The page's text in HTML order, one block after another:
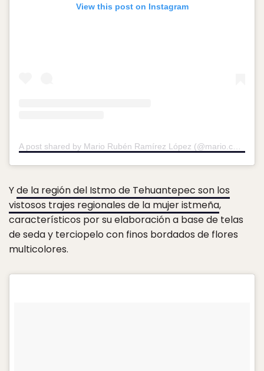
View this post on Instagram
Yde la región del Istmo de Tehuantepec son los
vistosos trajes regionales de la mujer istmeña,
característicos por su elaboración a base de telas
de seda y terciopelo con finos bordados de flores
multicolores.